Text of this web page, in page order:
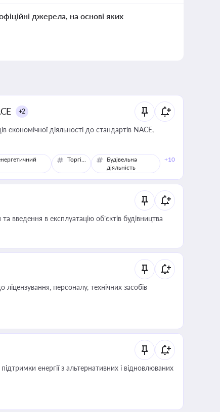
джерела, на основі яких
+2
економічної діяльності до стандартів NACE,
Торгівля
Будівельна
діяльність
+10
введення в експлуатацію об’єктів будівництва
персоналу, технічних засобів
енергії з альтернативних і відновлюваних